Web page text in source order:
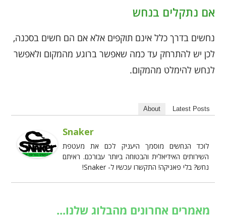
אם נתקלים בנחש
נחשים בדרך כלל אינם תוקפים אלא אם הם חשים בסכנה,
לכן יש להתרחק עד כמה שאפשר ברוגע מהמקום ולאפשר
לנחש להימלט מהמקום.
About Latest Posts
Snaker
לוכד הנחשים מוסמך היעניק לכם את מעטפת
השירותים האידיאלית והבטוחה ביותר עבורכם. ראיתם
נחש? בלי פאניקה! התקשרו עכשיו ל- Snaker!
מאמרים אחרונים מהבלוג שלנו...